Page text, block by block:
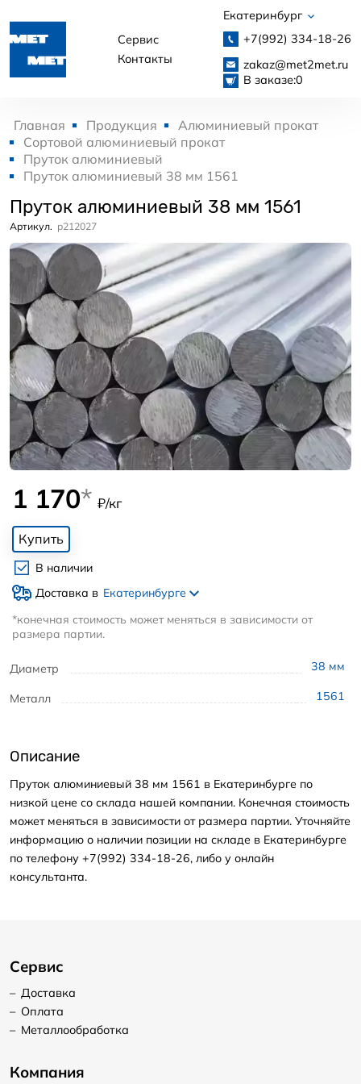
Сервис
Контакты
Екатеринбург
+7(992) 334-18-26
zakaz@met2met.ru
В заказе:0
Главная Продукция
Алюминиевый прокат
Сортовой алюминиевый прокат
Пруток алюминиевый
Пруток алюминиевый 38 мм 1561
Пруток алюминиевый 38 мм 1561
Артикул. p212027
Диаметр 38 мм
Металл 1561
1 170* ₽/кг
Купить
В наличии
Доставка в Екатеринбурге
*конечная стоимость может меняться в зависимости от
размера партии.
Описание
Пруток алюминиевый 38 мм 1561 в Екатеринбурге по
низкой цене со склада нашей компании. Конечная стоимость
может меняться в зависимости от размера партии. Уточняйте
информацию о наличии позиции на складе в Екатеринбурге
по телефону +7(992) 334-18-26, либо у онлайн
консультанта.
Сервис
– Доставка
– Оплата
– Металлообработка
Компания